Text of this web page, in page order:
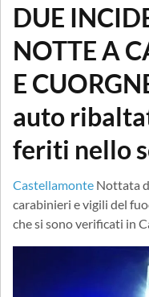
DUE
NOTTE A
E
auto
feriti nello
Castellamonte Nottata
carabinieri e vigili del
che si sono verificati in